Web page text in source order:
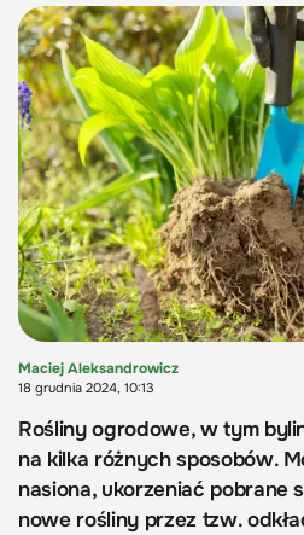
Maciej Aleksandrowicz
18 grudnia 2024, 10:13
Rośliny ogrodowe, w tym
na kilka różnych sposobów.
nasiona, ukorzeniać pobrane
nowe rośliny przez tzw.